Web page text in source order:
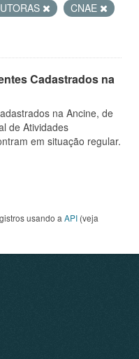
CNAE
Cadastrados na
na Ancine, de
de Atividades
em situação regular.
usando a API (veja